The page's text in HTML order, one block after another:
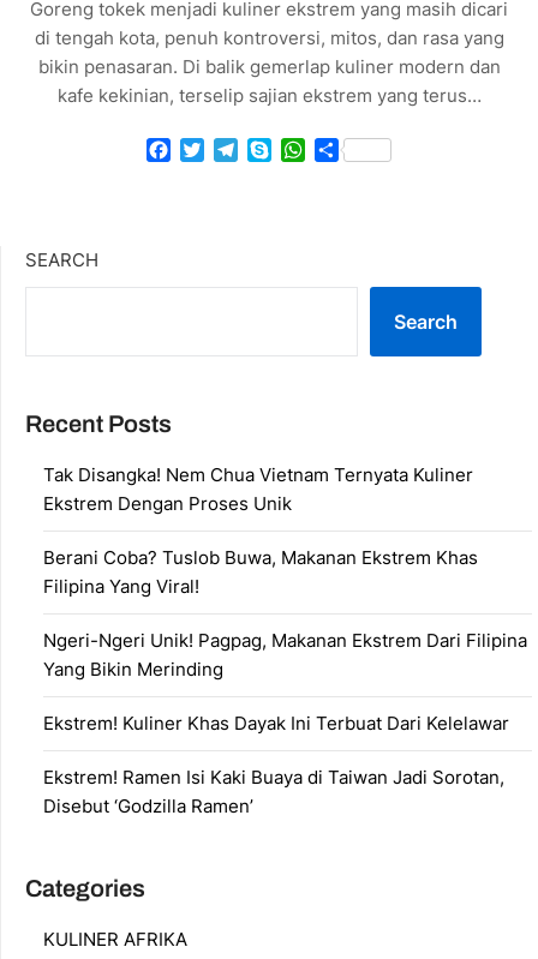
Goreng tokek menjadi kuliner ekstrem yang masih dicari
di tengah kota, penuh kontroversi, mitos, dan rasa yang
bikin penasaran. Di balik gemerlap kuliner modern dan
kafe kekinian, terselip sajian ekstrem yang terus…
Facebook
TwitterTelegram
SkypeWhatsApp
Share
SEARCH
Search
Recent Posts
Tak Disangka! Nem Chua Vietnam Ternyata Kuliner
Ekstrem Dengan Proses Unik
Berani Coba? Tuslob Buwa, Makanan Ekstrem Khas
Filipina Yang Viral!
Ngeri-Ngeri Unik! Pagpag, Makanan Ekstrem Dari Filipina
Yang Bikin Merinding
Ekstrem! Kuliner Khas Dayak Ini Terbuat Dari Kelelawar
Ekstrem! Ramen Isi Kaki Buaya di Taiwan Jadi Sorotan,
Disebut ‘Godzilla Ramen’
Categories
KULINER AFRIKA